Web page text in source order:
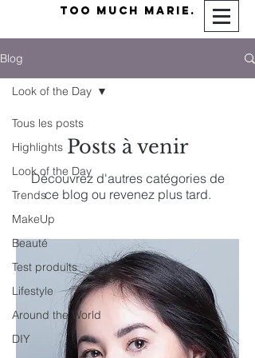
TOO MUCH MARIE.
Blog
Tous les posts
Highlights
Look of the Day
Trends
MakeUp
Beauté
Test produits
Lifestyle
Around the World
DIY
Look of the Day
Posts à venir
Découvrez d'autres catégories de
ce blog ou revenez plus tard.